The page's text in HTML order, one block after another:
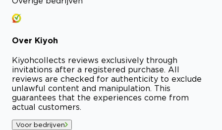
Over Kiyoh
Kiyohcollects reviews exclusively through
invitations after a registered purchase. All
reviews are checked for authenticity to exclude
unlawful content and manipulation. This
guarantees that the experiences come from
actual customers.
Voor bedrijven